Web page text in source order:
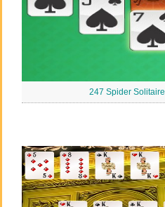
247 Spider Solitaire